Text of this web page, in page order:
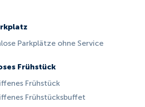
Parkplätze ohne Service
Frühstück
Frühstück
Frühstücksbuffet